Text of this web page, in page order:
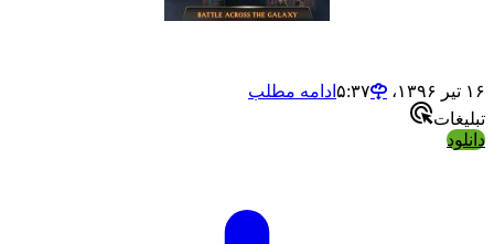
ادامه مطلب